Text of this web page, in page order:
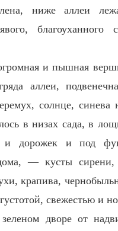
ниже аллеи
благоуханного
и пышная
аллеи,
солнце, синева
в низах сада, в
и дорожек и под
— кусты сирени,
крапива,
свежестью и
дворе от